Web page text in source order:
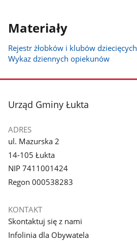
Materiały
Rejestr żłobków i klubów dziecięcych
Wykaz dziennych opiekunów
stopka
Urząd Gminy Łukta
ADRES
ul. Mazurska 2
14-105 Łukta
NIP 7411001424
Regon 000538283
KONTAKT
Skontaktuj się z nami
Infolinia dla Obywatela